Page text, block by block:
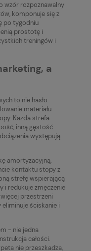
wzór rozpoznawalny
komponuje się z
po tygodniu
prostotę i
treningów i
a
to nie hasło
materiału
Każda strefa
inną gęstość
występują
amortyzacyjną,
kontaktu stopy z
strefę wspierającą
i redukuje zmęczenie
przestrzeni
ściskanie i
- nie jedna
całości.
nie przeszkadza,